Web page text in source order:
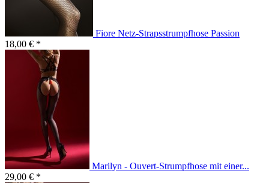
Fiore Netz-Strapsstrumpfhose Passion
18,00 € *
Marilyn - Ouvert-Strumpfhose mit einer...
29,00 € *